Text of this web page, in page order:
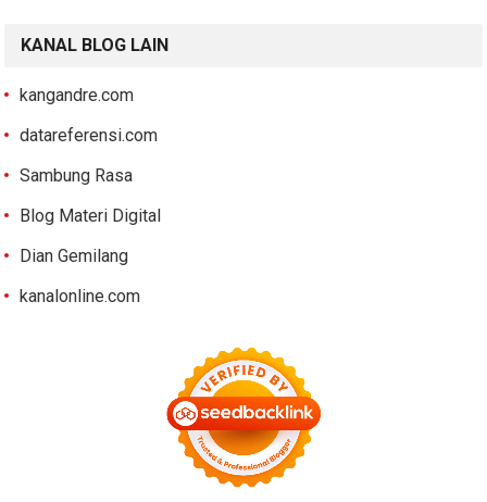
KANAL BLOG LAIN
kangandre.com
datareferensi.com
Sambung Rasa
Blog Materi Digital
Dian Gemilang
kanalonline.com